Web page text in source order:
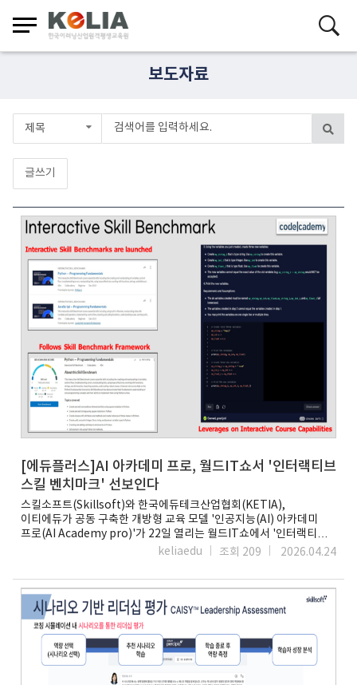
보도자료
제목
글쓰기
[에듀플러스]AI 아카데미 프로, 월드IT쇼서 '인터랙티브
스킬 벤치마크' 선보인다
스킬소프트(Skillsoft)와 한국에듀테크산업협회(KETIA),
이티에듀가 공동 구축한 개방형 교육 모델 '인공지능(AI) 아카데미
프로(AI Academy pro)'가 22일 열리는 월드IT쇼에서 '인터랙티브
스킬 벤치마크(Interactive Skill Benchmark)'를 선보인다.AI
인재 양성을 위해 3사가 뜻을 모은 공동 교육 플랫폼이다. 22일부터
24일까지 코엑스 B홀 BA130부스에서 현업 실무자들의 이목을
집중시킬 인터랙티브 스킬 벤치마크를 직접 체험할 수 있다.이
솔루션은 가상의 프로젝트 환경에서 시스템과 쌍방향(Interactive)
으로 소통한다. 솔루션은 '차세대 실무 스킬 내비게이션' 역할을 한다.
자신의 실력을 즉각 점검하고, AI가 최적의 성장 경로를 실시간(Real-
time)으로 그려준다. 단순한 지식 암기를 넘어, 현장에서 즉시 활용할
수 있는 실무 해결 능력을 확인하는 데 초점을 맞췄다.AI 아카데미
keliaedu 조회 209 2026.04.24